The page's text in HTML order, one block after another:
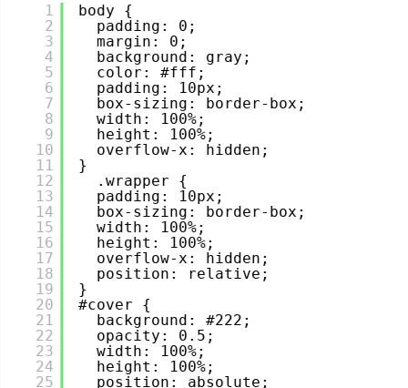
1
2
3
4
5
6
7
8
9
10
11
12
13
14
15
16
17
18
19
20
21
22
23
24
25
body {
padding: 0;
margin: 0;
background: gray;
color: #fff;
padding: 10px;
box-sizing: border-box;
width: 100%;
height: 100%;
overflow-x: hidden;
}
.wrapper {
padding: 10px;
box-sizing: border-box;
width: 100%;
height: 100%;
overflow-x: hidden;
position: relative;
}
#cover {
background: #222;
opacity: 0.5;
width: 100%;
height: 100%;
position: absolute;